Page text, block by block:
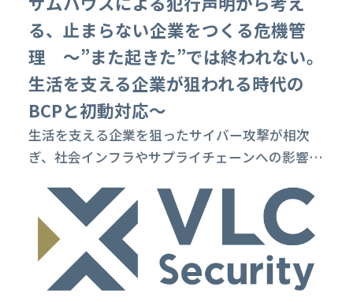
る、止まらない企業をつくる危機管
理 ～”また起きた”では終われない。
生活を支える企業が狙われる時代の
BCPと初動対応～
生活を支える企業を狙ったサイバー攻撃が相次
ぎ、社会インフラやサプライチェーンへの影響が
ンサムハウス（RansomHouse）をはじめとする
サイバー犯罪グループによる犯行声明や情報公開
を伴う二重恐喝も増加し、企業には「攻撃を受け
た後」の対応まで見据えた危機管理が求められて
います。 本セミナーでは、最新事例を題材に、企